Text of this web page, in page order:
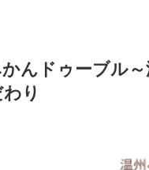
んドゥーブル
り